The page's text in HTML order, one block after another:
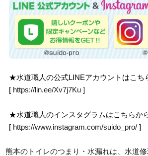
★水道職人の公式LINEアカウントはこち
[ https://lin.ee/Xv7j7Ku ]
★水道職人のインスタグラムはこちらか
[ https://www.instagram.com/suido_pro/ ]
熊本のトイレのつまり・水漏れは、水道